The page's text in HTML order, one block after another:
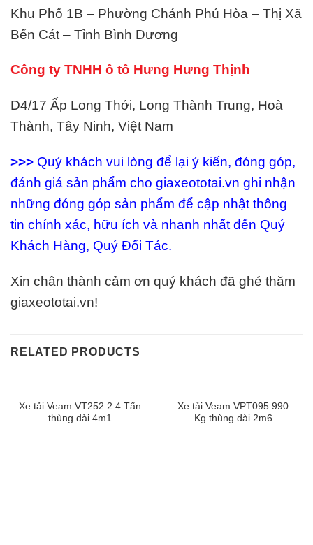
Khu Phố 1B – Phường Chánh Phú Hòa – Thị Xã
Bến Cát – Tỉnh Bình Dương
Công ty TNHH ô tô Hưng Hưng Thịnh
D4/17 Ấp Long Thới, Long Thành Trung, Hoà
Thành, Tây Ninh, Việt Nam
>>> Quý khách vui lòng để lại ý kiến, đóng góp,
đánh giá sản phẩm cho giaxeototai.vn ghi nhận
những đóng góp sản phẩm để cập nhật thông
tin chính xác, hữu ích và nhanh nhất đến Quý
Khách Hàng, Quý Đối Tác.
Xin chân thành cảm ơn quý khách đã ghé thăm
giaxeototai.vn!
RELATED PRODUCTS
Xe tải Veam VT252 2.4 Tấn
thùng dài 4m1
Xe tải Veam VPT095 990
Kg thùng dài 2m6